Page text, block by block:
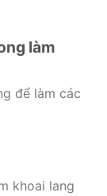
làm
để làm các
khoai lang